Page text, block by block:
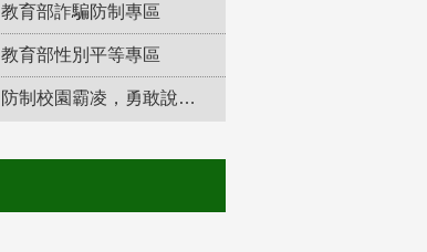
教育部詐騙防制專區
教育部性別平等專區
防制校園霸凌，勇敢說出來！